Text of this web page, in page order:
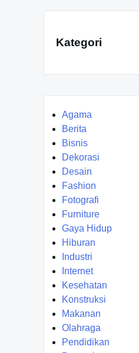
Kategori
Agama
Berita
Bisnis
Dekorasi
Desain
Fashion
Fotografi
Furniture
Gaya Hidup
Hiburan
Industri
Internet
Kesehatan
Konstruksi
Makanan
Olahraga
Pendidikan